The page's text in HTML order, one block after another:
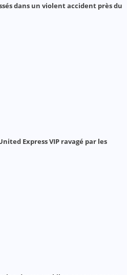
dans un violent accident près du
Express VIP ravagé par les